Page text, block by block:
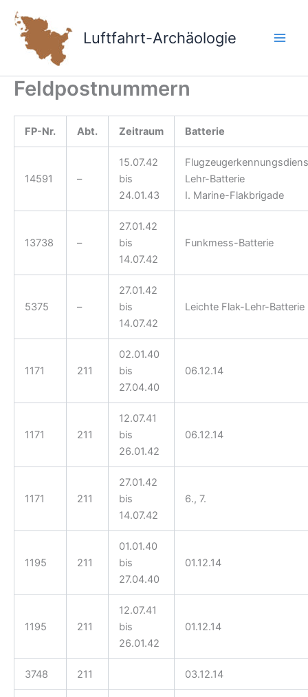
Inhalt
springen
Luftfahrt-Archäologie
Feldpostnummern
FP-Nr. Abt. Zeitraum Batterie
14591 –
15.07.42
bis
24.01.43
Lehr-Batterie
I. Marine-Flakbrigade
13738 –
27.01.42
bis
14.07.42
Funkmess-Batterie
5375 –
27.01.42
bis
14.07.42
Leichte Flak-Lehr-Batterie
1171 211
02.01.40
bis
27.04.40
06.12.14
1171 211
12.07.41
bis
26.01.42
06.12.14
1171 211
27.01.42
bis
14.07.42
6., 7.
1195 211
01.01.40
bis
27.04.40
01.12.14
1195 211
12.07.41
bis
26.01.42
01.12.14
3748 211 03.12.14